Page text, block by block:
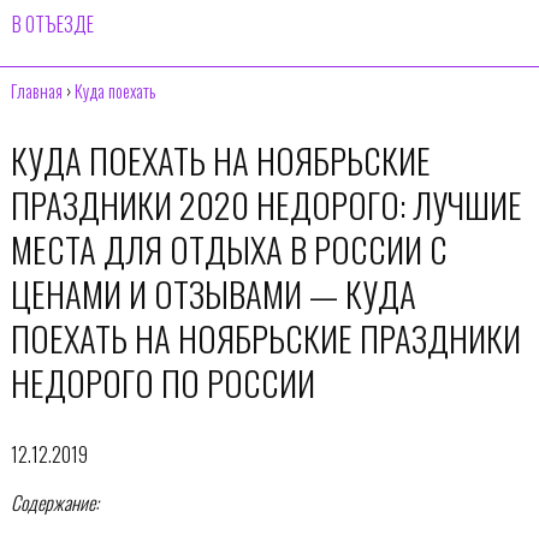
В ОТЪЕЗДЕ
Главная ›Куда поехать
КУДА ПОЕХАТЬ НА НОЯБРЬСКИЕ
ПРАЗДНИКИ 2020 НЕДОРОГО: ЛУЧШИЕ
МЕСТА ДЛЯ ОТДЫХА В РОССИИ С
ЦЕНАМИ И ОТЗЫВАМИ — КУДА
ПОЕХАТЬ НА НОЯБРЬСКИЕ ПРАЗДНИКИ
НЕДОРОГО ПО РОССИИ
12.12.2019
Содержание: